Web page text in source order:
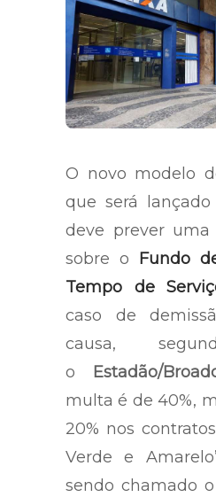
O novo modelo
que será
deve prever
sobre o Fundo
Tempo de
caso de
causa,
o Estadão/
multa é de 40%,
20% nos
Verde e
sendo chamado